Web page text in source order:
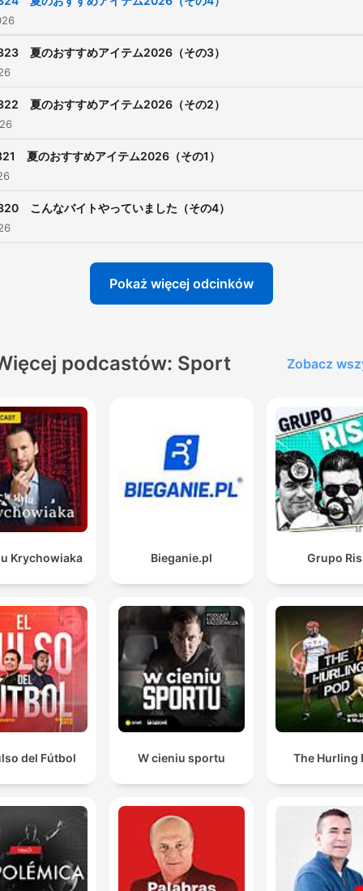
夏のおすすめアイテム2026（その3）
夏のおすすめアイテム2026（その2）
夏のおすすめアイテム2026（その1）
こんなバイトやっていました（その4）
Pokaż więcej odcinków
podcastów: Sport Zobacz
Krychowiaka Bieganie.pl Grupo
del Fútbol W cieniu sportu The Hurling